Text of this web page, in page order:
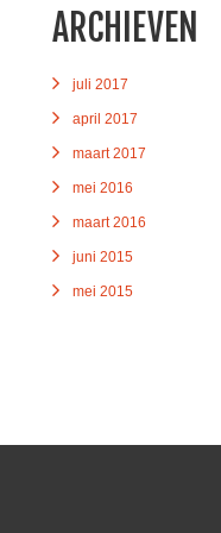
ARCHIEVEN
juli 2017
april 2017
maart 2017
mei 2016
maart 2016
juni 2015
mei 2015